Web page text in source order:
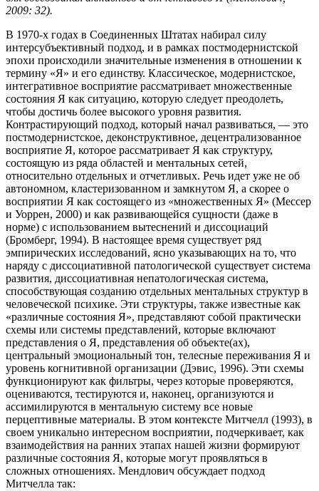
2009: 32).
В 1970-х годах в Соединенных Штатах набирал силу
интерсубъективный подход, и в рамках постмодернистской
эпохи происходили значительные изменения в отношении к
термину «Я» и его единству. Классическое, модернистское,
интегративное восприятие рассматривает множественные
состояния Я как ситуацию, которую следует преодолеть,
чтобы достичь более высокого уровня развития.
Контрастирующий подход, который начал развиваться, — это
постмодернистское, деконструктивное, децентрализованное
восприятие Я, которое рассматривает Я как структуру,
состоящую из ряда областей и ментальных сетей,
относительно отдельных и отчетливых. Речь идет уже не об
автономном, кластеризованном и замкнутом Я, а скорее о
восприятии Я как состоящего из «множественных Я» (Мессер
и Уоррен, 2000) и как развивающейся сущности (даже в
норме) с использованием вытеснений и диссоциаций
(Бромберг, 1994). В настоящее время существует ряд
эмпирических исследований, ясно указывающих на то, что
наряду с диссоциативной патологической существует система
развития, диссоциативная непатологическая система,
способствующая созданию отдельных ментальных структур в
человеческой психике. Эти структуры, также известные как
«различные состояния Я», представляют собой практически
схемы или системы представлений, которые включают
представления о Я, представления об объекте(ах),
центральный эмоциональный тон, телесные переживания Я и
уровень когнитивной организации (Дэвис, 1996). Эти схемы
функционируют как фильтры, через которые проверяются,
оцениваются, тестируются и, наконец, организуются и
ассимилируются в ментальную систему все новые
перцептивные материалы. В этом контексте Митчелл (1993), в
своем уникально интересном восприятии, подчеркивает, как
взаимодействия на ранних этапах нашей жизни формируют
различные состояния Я, которые могут проявляться в
сложных отношениях. Мендлович обсуждает подход
Митчелла так: